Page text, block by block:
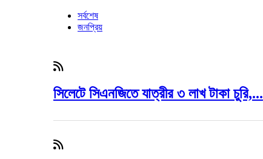
সর্বশেষ
জনপ্রিয়
সিলেটে সিএনজিতে যাত্রীর ৩ লাখ টাকা চুরি,...